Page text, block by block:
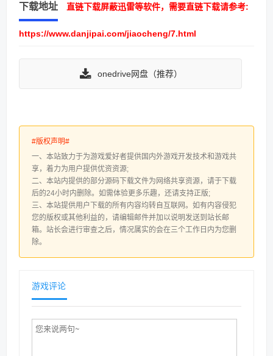
下载地址 直链下载屏蔽迅雷等软件，需要直链下载请参考:
https://www.danjipai.com/jiaocheng/7.html
onedrive网盘（推荐）
#版权声明#
一、本站致力于为游戏爱好者提供国内外游戏开发技术和游戏共
享，着力为用户提供优资资源;
二、本站内提供的部分源码下载文件为网络共享资源，请于下载
后的24小时内删除。如需体验更多乐趣，还请支持正版;
三、本站提供用户下载的所有内容均转自互联网。如有内容侵犯
您的版权或其他利益的，请编辑邮件并加以说明发送到站长邮
箱。站长会进行审查之后，情况属实的会在三个工作日内为您删
除。
游戏评论